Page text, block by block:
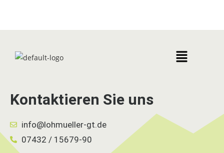
Kontaktieren Sie uns
info@lohmueller-gt.de
07432 / 15679-90